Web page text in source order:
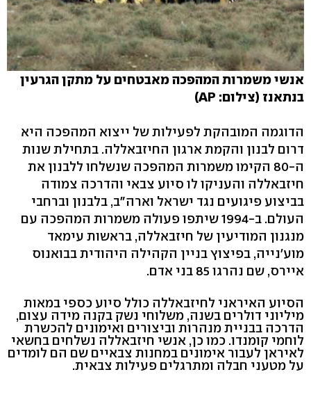
אנשי משמרות המהפכה מאבטחים על מתקן הגרעין
בנתאנז (צילום: AP)
הדוגמה המובהקת לפעילות של ייצוא המהפכה היא
דרום לבנון והקמת ארגון החיזבאללה. בתחילת שנות
ה-80 הקימו משמרות המהפכה שנשלחו ללבנון את
חיזבאללה והעניקו לו סיוע צבאי והדרכה צמודה
בביצוע פיגועים נגד ישראל וארה"ב, בלבנון וברחבי
העולם. ב-1994 שיתפו פעולה משמרות המהפכה עם
מנגנון המודיעין של חיזבאללה, בראשות עימאד
מוע'נייה, בפיצוץ בניין הקהילה היהודית בבואנוס
איירס, שם נהרגו 85 בני אדם.
הסיוע האיראני לחיזבאללה כולל סיוע כספי במאות
מיליוני דולרים בשנה, משלוחי נשק בקנה מידה עצום,
הדרכה בבניית מנהרות וביצורים ואימונים להכשרת
לוחמי קומנדו. כמו כן, אנשי חיזבאללה נשלחים בחשאי
לאיראן לעבור אימונים במחנות צבאיים שם הם לומדים
על מטעני חבלה ומתרגלים פעילות צבאית.